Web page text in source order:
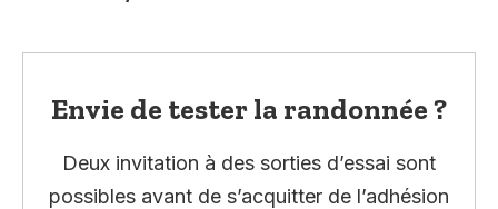
Envie de tester la randonnée ?
Deux invitation à des sorties d’essai sont
possibles avant de s’acquitter de l’adhésion